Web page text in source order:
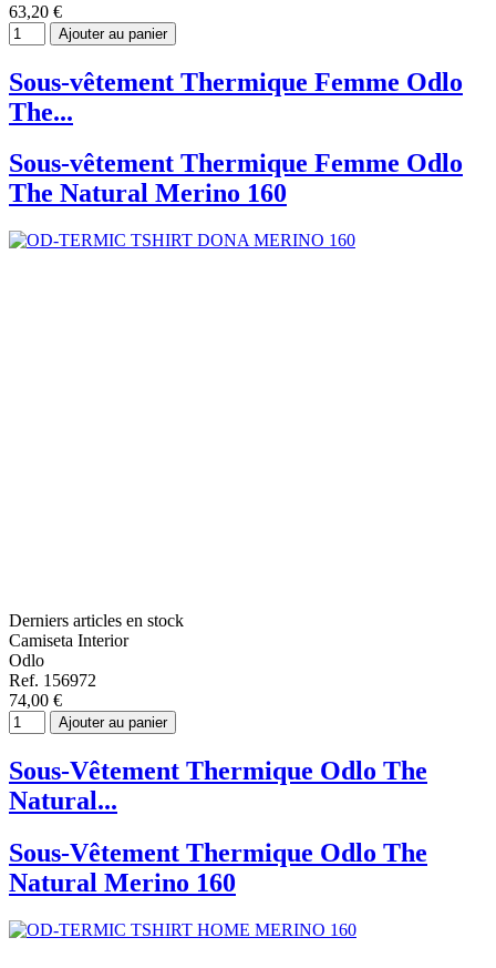
63,20 €
Ajouter au panier
Sous-vêtement Thermique Femme Odlo
The...
Sous-vêtement Thermique Femme Odlo
The Natural Merino 160
Derniers articles en stock
Camiseta Interior
Odlo
Ref. 156972
74,00 €
Ajouter au panier
Sous-Vêtement Thermique Odlo The
Natural...
Sous-Vêtement Thermique Odlo The
Natural Merino 160